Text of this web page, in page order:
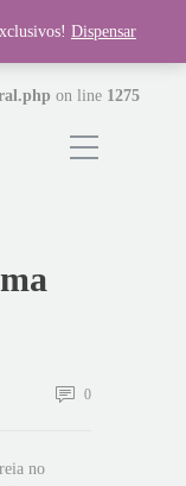
on line 1275
0
no
Dispensar